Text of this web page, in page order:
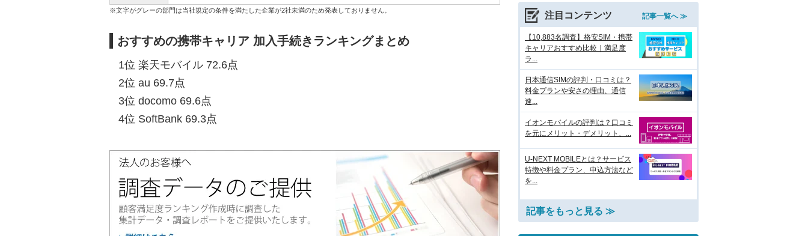
※文字がグレーの部門は当社規定の条件を満たした企業が2社未満のため発表しておりません。
おすすめの携帯キャリア 加入手続きランキングまとめ
1位 楽天モバイル 72.6点
2位 au 69.7点
3位 docomo 69.6点
4位 SoftBank 69.3点
注目コンテンツ 記事一覧へ ≫
【10,883名調査】格安SIM・携帯
キャリアおすすめ比較｜満足度
ラ...
日本通信SIMの評判・口コミは？
料金プランや安さの理由、通信
速...
イオンモバイルの評判は？口コミ
を元にメリット・デメリット、...
U-NEXT MOBILEとは？サービス
特徴や料金プラン、申込方法など
を...
記事をもっと見る ≫